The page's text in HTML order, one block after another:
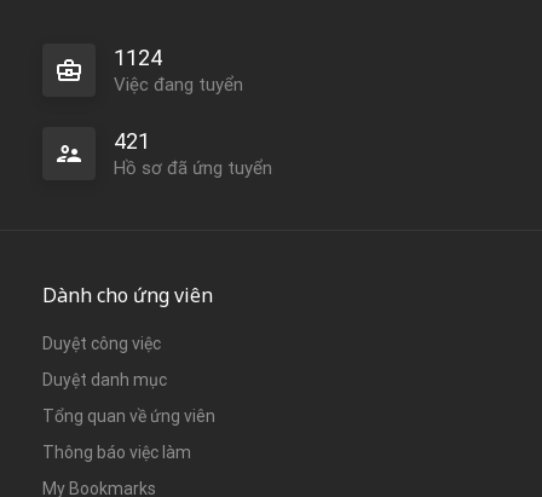
1124
Việc đang tuyển
421
Hồ sơ đã ứng tuyển
Dành cho ứng viên
Duyệt công việc
Duyệt danh mục
Tổng quan về ứng viên
Thông báo việc làm
My Bookmarks